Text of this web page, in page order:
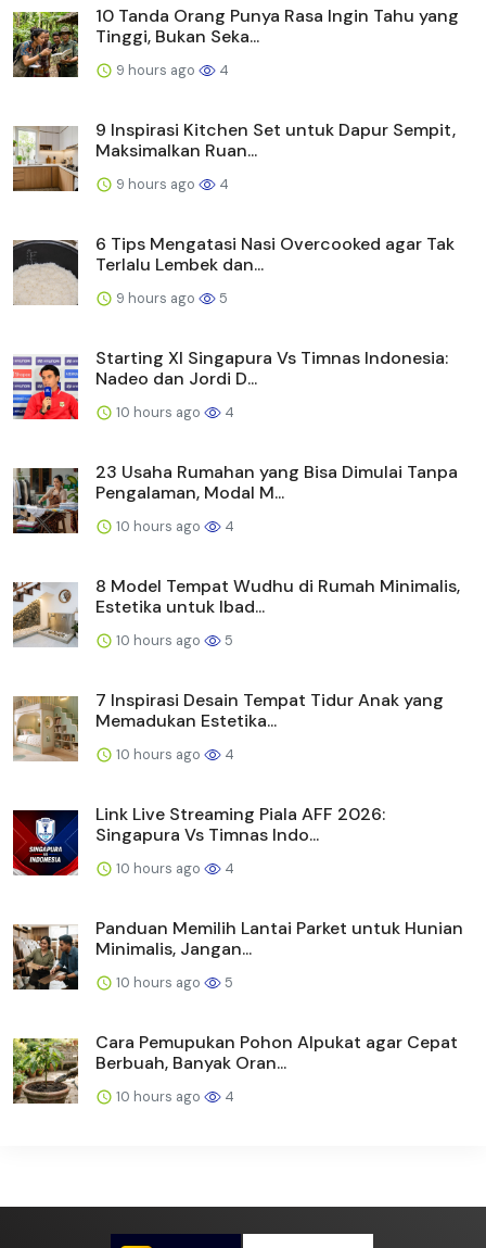
10 Tanda Orang Punya Rasa Ingin Tahu yang
Tinggi, Bukan Seka...
9 hours ago 4
9 Inspirasi Kitchen Set untuk Dapur Sempit,
Maksimalkan Ruan...
9 hours ago 4
6 Tips Mengatasi Nasi Overcooked agar Tak
Terlalu Lembek dan...
9 hours ago 5
Starting XI Singapura Vs Timnas Indonesia:
Nadeo dan Jordi D...
10 hours ago 4
23 Usaha Rumahan yang Bisa Dimulai Tanpa
Pengalaman, Modal M...
10 hours ago 4
8 Model Tempat Wudhu di Rumah Minimalis,
Estetika untuk Ibad...
10 hours ago 5
7 Inspirasi Desain Tempat Tidur Anak yang
Memadukan Estetika...
10 hours ago 4
Link Live Streaming Piala AFF 2026:
Singapura Vs Timnas Indo...
10 hours ago 4
Panduan Memilih Lantai Parket untuk Hunian
Minimalis, Jangan...
10 hours ago 5
Cara Pemupukan Pohon Alpukat agar Cepat
Berbuah, Banyak Oran...
10 hours ago 4